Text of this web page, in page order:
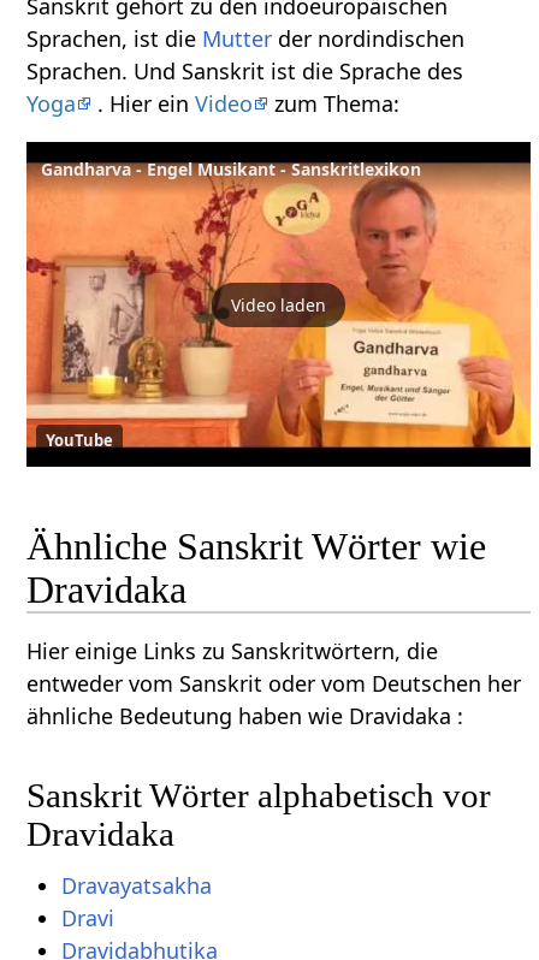
Sanskrit gehört zu den indoeuropäischen
Sprachen, ist die Mutter der nordindischen
Sprachen. Und Sanskrit ist die Sprache des
Yoga
. Hier einVideo zum Thema:
Gandharva - Engel Musikant - Sanskritlexikon
Video laden
YouTube
Ähnliche Sanskrit Wörter wie
Dravidaka
Hier einige Links zu Sanskritwörtern, die
entweder vom Sanskrit oder vom Deutschen her
ähnliche Bedeutung haben wie Dravidaka :
Sanskrit Wörter alphabetisch vor
Dravidaka
Dravayatsakha
Dravi
Dravidabhutika